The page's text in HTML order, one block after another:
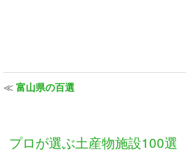
≪ 富山県の百選
プロが選ぶ土産物施設100選